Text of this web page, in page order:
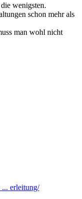
wenigsten.
schon mehr als
man wohl nicht
... erleitung/